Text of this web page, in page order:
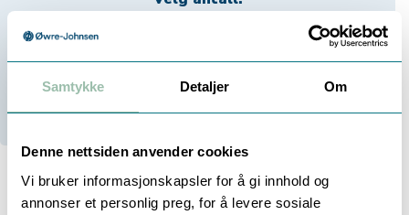
Samtykke Detaljer Om
Denne nettsiden anvender cookies
Vi bruker informasjonskapsler for å gi innhold og
annonser et personlig preg, for å levere sosiale
Bestillingsvare (